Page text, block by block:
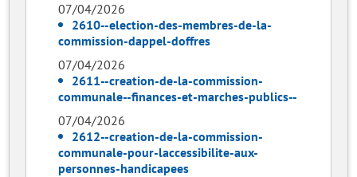
07/04/2026
2610--election-des-membres-de-la-
commission-dappel-doffres
07/04/2026
2611--creation-de-la-commission-
communale--finances-et-marches-publics--
07/04/2026
2612--creation-de-la-commission-
communale-pour-laccessibilite-aux-
personnes-handicapees